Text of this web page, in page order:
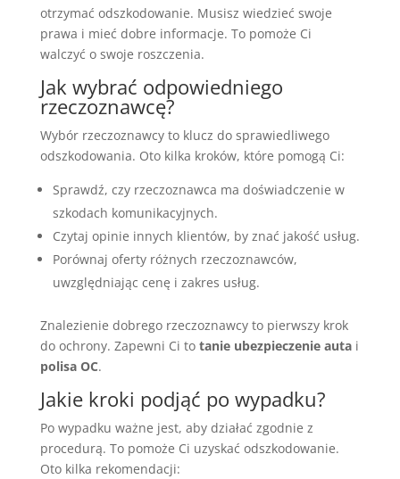
otrzymać odszkodowanie. Musisz wiedzieć swoje
prawa i mieć dobre informacje. To pomoże Ci
walczyć o swoje roszczenia.
Jak wybrać odpowiedniego
rzeczoznawcę?
Wybór rzeczoznawcy to klucz do sprawiedliwego
odszkodowania. Oto kilka kroków, które pomogą Ci:
Sprawdź, czy rzeczoznawca ma doświadczenie w
szkodach komunikacyjnych.
Czytaj opinie innych klientów, by znać jakość usług.
Porównaj oferty różnych rzeczoznawców,
uwzględniając cenę i zakres usług.
Znalezienie dobrego rzeczoznawcy to pierwszy krok
do ochrony. Zapewni Ci to tanie ubezpieczenie autai
polisa OC.
Jakie kroki podjąć po wypadku?
Po wypadku ważne jest, aby działać zgodnie z
procedurą. To pomoże Ci uzyskać odszkodowanie.
Oto kilka rekomendacji: